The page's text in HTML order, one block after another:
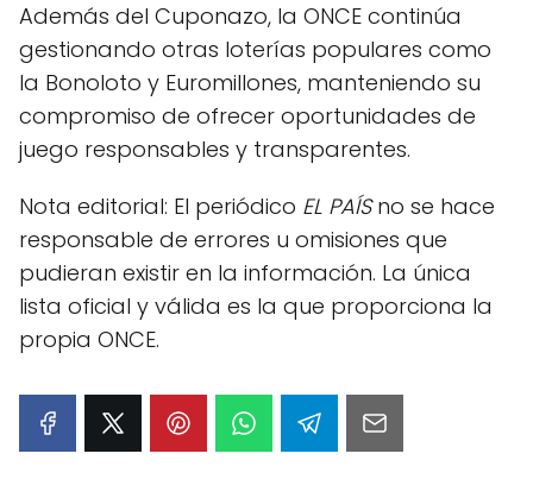
Además del Cuponazo, la ONCE continúa
gestionando otras loterías populares como
la Bonoloto y Euromillones, manteniendo su
compromiso de ofrecer oportunidades de
juego responsables y transparentes.
Nota editorial: El periódico EL PAÍSno se hace
responsable de errores u omisiones que
pudieran existir en la información. La única
lista oficial y válida es la que proporciona la
propia ONCE.